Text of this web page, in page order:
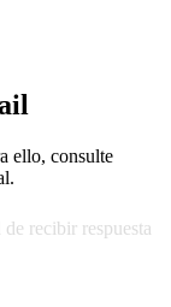
ello, consulte
recibir respuesta